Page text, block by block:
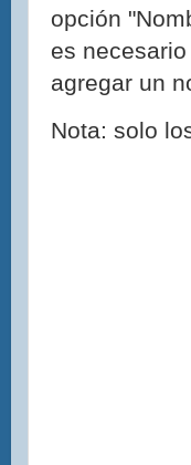
opción
es
agregar un
Nota: solo